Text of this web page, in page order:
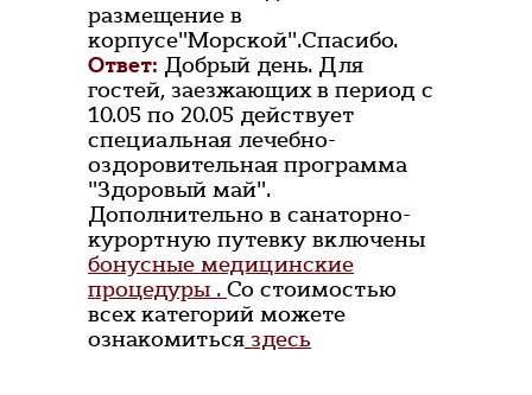
размещение в
корпусе"Морской".Спасибо.
Ответ: Добрый день. Для
гостей, заезжающих в период с
10.05 по 20.05 действует
специальная лечебно-
оздоровительная программа
"Здоровый май".
Дополнительно в санаторно-
курортную путевку включены
бонусные медицинские
процедуры . Со стоимостью
всех категорий можете
ознакомиться здесь